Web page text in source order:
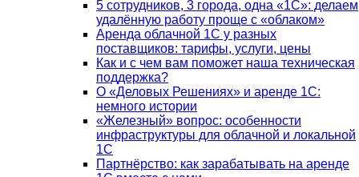
5 сотрудников, 3 города, одна «1С»: делаем
удалённую работу проще с «облаком»
Аренда облачной 1С у разных
поставщиков: тарифы, услуги, цены
Как и с чем вам поможет наша техническая
поддержка?
О «Деловых Решениях» и аренде 1С:
немного истории
«Железный» вопрос: особенности
инфраструктуры для облачной и локальной
1С
Партнёрство: как зарабатывать на аренде